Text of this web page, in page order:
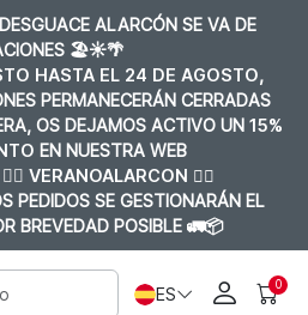
ALARCÓN SE VA DE
🏖️☀️🌴
HASTA EL 24 DE AGOSTO,
PERMANECERÁN CERRADAS
OS DEJAMOS ACTIVO UN 15%
EN NUESTRA WEB
VERANOALARCON 👈🏼
PEDIDOS SE GESTIONARÁN EL
BREVEDAD POSIBLE 🚛📦
ES 0